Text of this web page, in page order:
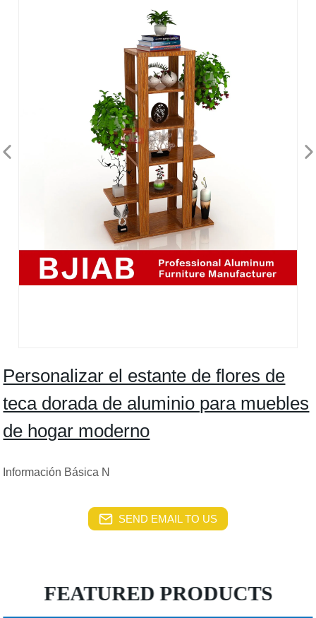
Personalizar el estante de flores de
teca dorada de aluminio para muebles
de hogar moderno
Información Básica N
SEND EMAIL TO US
FEATURED PRODUCTS